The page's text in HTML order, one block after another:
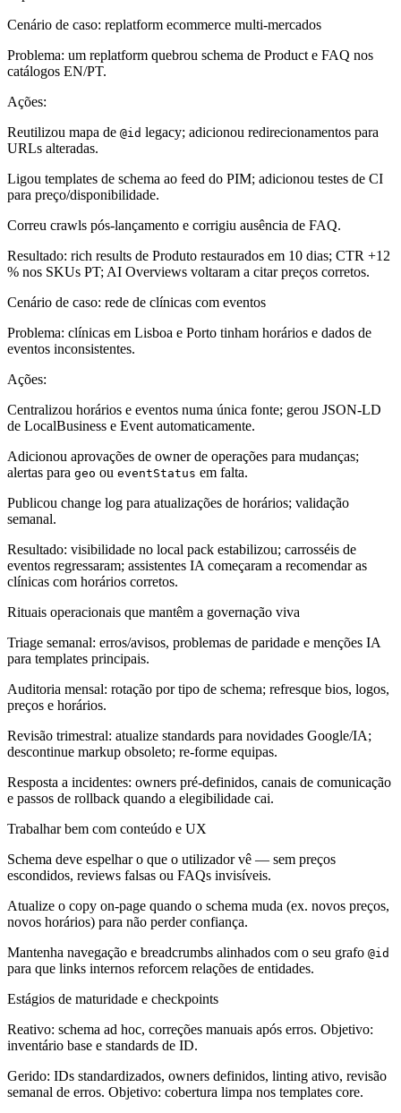
Cenário de caso: replatform ecommerce multi-mercados
Problema: um replatform quebrou schema de Product e FAQ nos
catálogos EN/PT.
Ações:
Reutilizou mapa de @id legacy; adicionou redirecionamentos para
URLs alteradas.
Ligou templates de schema ao feed do PIM; adicionou testes de CI
para preço/disponibilidade.
Correu crawls pós-lançamento e corrigiu ausência de FAQ.
Resultado: rich results de Produto restaurados em 10 dias; CTR +12
% nos SKUs PT; AI Overviews voltaram a citar preços corretos.
Cenário de caso: rede de clínicas com eventos
Problema: clínicas em Lisboa e Porto tinham horários e dados de
eventos inconsistentes.
Ações:
Centralizou horários e eventos numa única fonte; gerou JSON-LD
de LocalBusiness e Event automaticamente.
Adicionou aprovações de owner de operações para mudanças;
alertas para geo ou eventStatus em falta.
Publicou change log para atualizações de horários; validação
semanal.
Resultado: visibilidade no local pack estabilizou; carrosséis de
eventos regressaram; assistentes IA começaram a recomendar as
clínicas com horários corretos.
Rituais operacionais que mantêm a governação viva
Triage semanal: erros/avisos, problemas de paridade e menções IA
para templates principais.
Auditoria mensal: rotação por tipo de schema; refresque bios, logos,
preços e horários.
Revisão trimestral: atualize standards para novidades Google/IA;
descontinue markup obsoleto; re-forme equipas.
Resposta a incidentes: owners pré-definidos, canais de comunicação
e passos de rollback quando a elegibilidade cai.
Trabalhar bem com conteúdo e UX
Schema deve espelhar o que o utilizador vê — sem preços
escondidos, reviews falsas ou FAQs invisíveis.
Atualize o copy on-page quando o schema muda (ex. novos preços,
novos horários) para não perder confiança.
Mantenha navegação e breadcrumbs alinhados com o seu grafo @id
para que links internos reforcem relações de entidades.
Estágios de maturidade e checkpoints
Reativo: schema ad hoc, correções manuais após erros. Objetivo:
inventário base e standards de ID.
Gerido: IDs standardizados, owners definidos, linting ativo, revisão
semanal de erros. Objetivo: cobertura limpa nos templates core.